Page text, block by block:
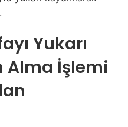
Yukarı
Alma İşlemi